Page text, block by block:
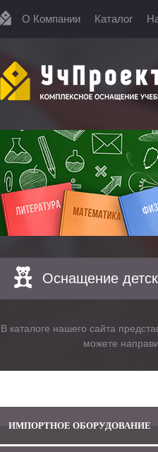
О Компании Каталог
Оснащение
В каталоге нашего сайта
можете
ИМПОРТНОЕ ОБОРУДОВАНИЕ